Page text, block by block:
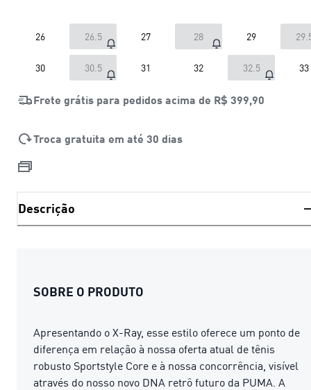
26 26.5 27 28 29
30 30.5 31 32 32.5 33
Frete grátis para pedidos acima de R$ 399,90
Troca gratuita em até 30 dias
Descrição
SOBRE O PRODUTO
Apresentando o X-Ray, esse estilo oferece um ponto de
diferença em relação à nossa oferta atual de tênis
robusto Sportstyle Core e à nossa concorrência, visível
através do nosso novo DNA retrô futuro da PUMA. A